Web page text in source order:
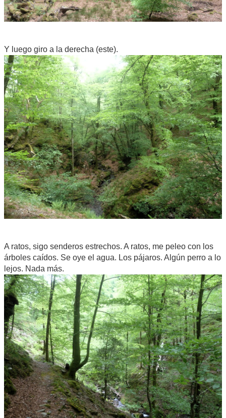
Y luego giro a la derecha (este).
A ratos, sigo senderos estrechos. A ratos, me peleo con los
árboles caídos. Se oye el agua. Los pájaros. Algún perro a lo
lejos. Nada más.